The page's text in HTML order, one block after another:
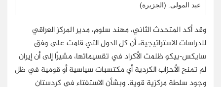
عبد المولى. (الجزيرة)
وقد أكد المتحدث الثاني، مهند سلوم، مدير المركز العراقي
للدراسات الاستراتيجية، أن كل الدول التي قامت على وفق
سايكس-بيكو ظلمت الأكراد في تقسيماتها، مشيرًا إلى أن إيران
لم تمنح الأحزاب الكردية أي مكتسبات سياسية أو قومية في ظل
وجود سلطة مركزية قوية. وبشأن الاستفتاء في كردستان